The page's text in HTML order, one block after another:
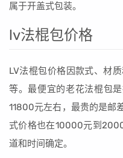
属于开盖式包装。
lv法棍包价格
LV法棍包价格因款式、材
等。最便宜的老花法棍包
11800元左右，最贵的是邮
式价格也在10000元到
道和时间确定。